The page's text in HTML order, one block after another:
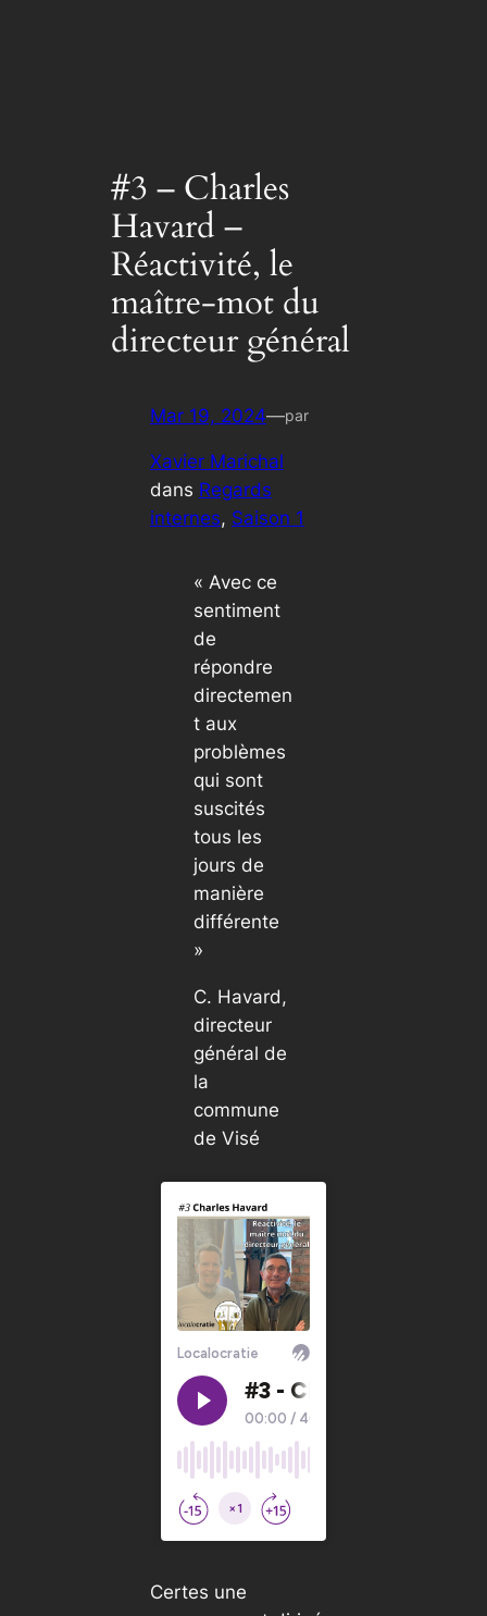
#3 – Charles
Havard –
Réactivité, le
maître-mot du
directeur général
Mar 19, 2024—par
Xavier Marichal
dans Regards
internes, Saison 1
« Avec ce
sentiment
de
répondre
directemen
t aux
problèmes
qui sont
suscités
tous les
jours de
manière
différente
»
C. Havard,
directeur
général de
la
commune
de Visé
Certes une